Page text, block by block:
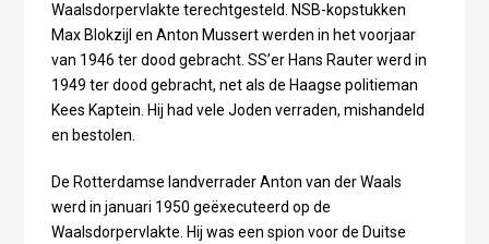
Waalsdorpervlakte terechtgesteld. NSB-kopstukken
Max Blokzijl en Anton Mussert werden in het voorjaar
van 1946 ter dood gebracht. SS’er Hans Rauter werd in
1949 ter dood gebracht, net als de Haagse politieman
Kees Kaptein. Hij had vele Joden verraden, mishandeld
en bestolen.
De Rotterdamse landverrader Anton van der Waals
werd in januari 1950 geëxecuteerd op de
Waalsdorpervlakte. Hij was een spion voor de Duitse